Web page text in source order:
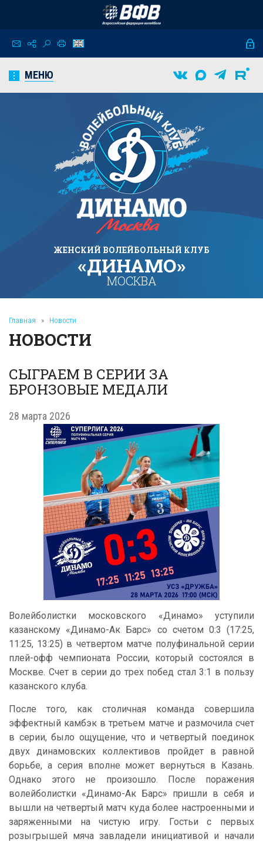
МЕНЮ
ЖЕНСКИЙ ВОЛЕЙБОЛЬНЫЙ КЛУБ
«ДИНАМО»
МОСКВА
Главная » Новости
НОВОСТИ
СЫГРАЕМ В СЕРИИ ЗА
БРОНЗОВЫЕ МЕДАЛИ
28 марта 2026
Волейболистки московского «Динамо» уступили
казанскому «Динамо-Ак Барс» со счетом 0:3 (17:25,
11:25, 13:25) в четвертом матче полуфинальной серии
плей-офф чемпионата России, который состоялся в
Москве. Счет в серии до трех побед стал 3:1 в пользу
казанского клуба.
После того, как столичная команда совершила
эффектный камбэк в третьем матче и размочила счет
в серии, было ощущение, что и четвертый поединок
двух динамовских коллективов пройдет в равной
борьбе, а серия вполне может вернуться в Казань.
Однако этого не произошло. После поражения
волейболистки «Динамо-Ак Барс» пришли в себя и
вышли на четвертый матч куда более настроенными и
заряженными на чистую игру. Гостьи с первых
розыгрышей мяча завладели инициативой и начали